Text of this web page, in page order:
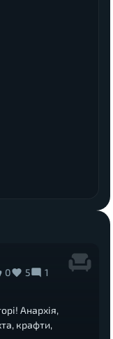
0 5 1
Анархія,
крафти,